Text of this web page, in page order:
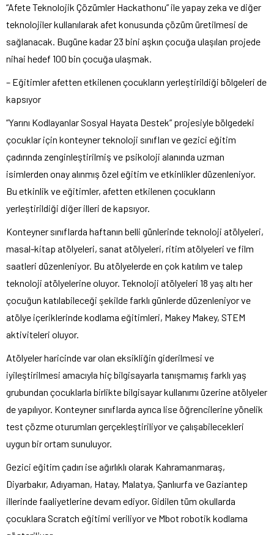
“Afete Teknolojik Çözümler Hackathonu” ile yapay zeka ve diğer
teknolojiler kullanılarak afet konusunda çözüm üretilmesi de
sağlanacak. Bugüne kadar 23 bini aşkın çocuğa ulaşılan projede
nihai hedef 100 bin çocuğa ulaşmak.
– Eğitimler afetten etkilenen çocukların yerleştirildiği bölgeleri de
kapsıyor
“Yarını Kodlayanlar Sosyal Hayata Destek” projesiyle bölgedeki
çocuklar için konteyner teknoloji sınıfları ve gezici eğitim
çadırında zenginleştirilmiş ve psikoloji alanında uzman
isimlerden onay alınmış özel eğitim ve etkinlikler düzenleniyor.
Bu etkinlik ve eğitimler, afetten etkilenen çocukların
yerleştirildiği diğer illeri de kapsıyor.
Konteyner sınıflarda haftanın belli günlerinde teknoloji atölyeleri,
masal-kitap atölyeleri, sanat atölyeleri, ritim atölyeleri ve film
saatleri düzenleniyor. Bu atölyelerde en çok katılım ve talep
teknoloji atölyelerine oluyor. Teknoloji atölyeleri 18 yaş altı her
çocuğun katılabileceği şekilde farklı günlerde düzenleniyor ve
atölye içeriklerinde kodlama eğitimleri, Makey Makey, STEM
aktiviteleri oluyor.
Atölyeler haricinde var olan eksikliğin giderilmesi ve
iyileştirilmesi amacıyla hiç bilgisayarla tanışmamış farklı yaş
grubundan çocuklarla birlikte bilgisayar kullanımı üzerine atölyeler
de yapılıyor. Konteyner sınıflarda ayrıca lise öğrencilerine yönelik
test çözme oturumları gerçekleştiriliyor ve çalışabilecekleri
uygun bir ortam sunuluyor.
Gezici eğitim çadırı ise ağırlıklı olarak Kahramanmaraş,
Diyarbakır, Adıyaman, Hatay, Malatya, Şanlıurfa ve Gaziantep
illerinde faaliyetlerine devam ediyor. Gidilen tüm okullarda
çocuklara Scratch eğitimi veriliyor ve Mbot robotik kodlama